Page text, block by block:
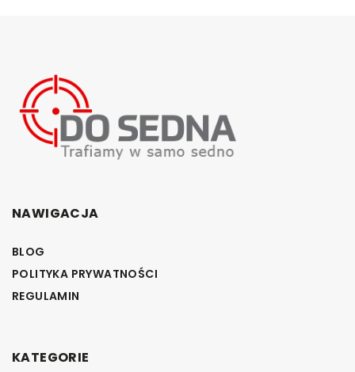
NAWIGACJA
BLOG
POLITYKA PRYWATNOŚCI
REGULAMIN
KATEGORIE